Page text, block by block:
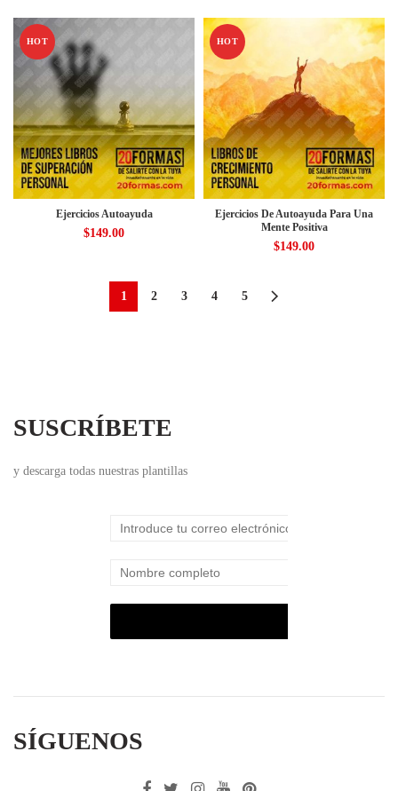
HOT
Ejercicios Autoayuda
$149.00
HOT
Ejercicios De Autoayuda Para Una
Mente Positiva
$149.00
1 2 3 4 5
SUSCRÍBETE
y descarga todas nuestras plantillas
SÍGUENOS